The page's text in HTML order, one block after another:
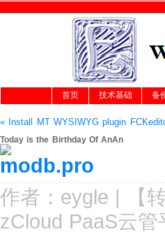
首页 技术基础 备
« Install MT WYSIWYG plugin
Today is the Birthday Of AnAn
作者： eygle | 【
zCloud PaaS云管